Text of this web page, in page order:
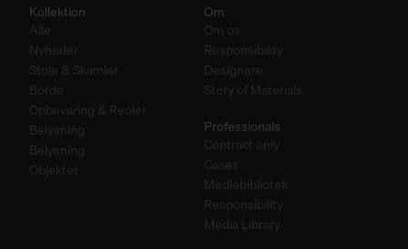
Kollektion
Alle
Nyheder
Stole & Skamler
Borde
Opbevaring & Reoler
Belysning
Belysning
Objekter
Om
Om os
Responsibility
Designere
Story of Materials
Professionals
Contract only
Cases
Mediebibliotek
Responsibility
Media Library